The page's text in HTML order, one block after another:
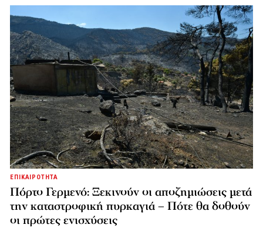
ΕΠΙΚΑΙΡΟΤΗΤΑ
Πόρτο Γερμενό: Ξεκινούν οι αποζημιώσεις μετά
την καταστροφική πυρκαγιά – Πότε θα δοθούν
οι πρώτες ενισχύσεις